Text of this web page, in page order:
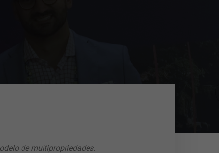
de multipropriedades.